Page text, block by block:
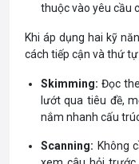
thuộc vào yêu cầu
Khi áp dụng hai kỹ
cách tiếp cận và thứ tự
Skimming: Đọc
lướt qua tiêu đề,
nắm nhanh cấu
Scanning: Không